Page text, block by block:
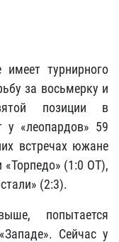
турнирного
за восьмерку и
позиции в
«леопардов» 59
встречах южане
(1:0 ОТ),
(2:3).
попытается
Сейчас у